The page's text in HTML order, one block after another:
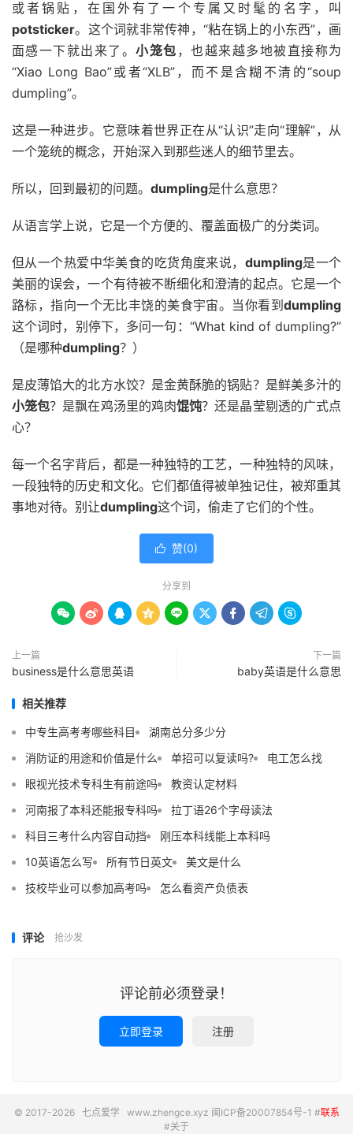
或者锅贴，在国外有了一个专属又时髦的名字，叫
potsticker。这个词就非常传神，“粘在锅上的小东西”，画
面感一下就出来了。小笼包 ，也越来越多地被直接称为
“Xiao Long Bao”或者“XLB”，而不是含糊不清的“soup
dumpling”。
这是一种进步。它意味着世界正在从“认识”走向“理解”，从
一个笼统的概念，开始深入到那些迷人的细节里去。
所以，回到最初的问题。 dumpling是什么意思？
从语言学上说，它是一个方便的、覆盖面极广的分类词。
但从一个热爱中华美食的吃货角度来说， dumpling是一个
美丽的误会，一个有待被不断细化和澄清的起点。它是一个
路标，指向一个无比丰饶的美食宇宙。当你看到 dumpling
这个词时，别停下，多问一句：“What kind of dumpling?”
（是哪种dumpling？）
是皮薄馅大的北方水饺？是金黄酥脆的锅贴？是鲜美多汁的
小笼包？是飘在鸡汤里的鸡肉馄饨？还是晶莹剔透的广式点
心？
每一个名字背后，都是一种独特的工艺，一种独特的风味，
一段独特的历史和文化。它们都值得被单独记住，被郑重其
事地对待。别让dumpling这个词，偷走了它们的个性。
 赞(0)
分享到
        
上一篇
business是什么意思英语
下一篇
baby英语是什么意思
相关推荐
中专生高考考哪些科目
湖南总分多少分
消防证的用途和价值是什么
单招可以复读吗?
电工怎么找
眼视光技术专科生有前途吗
教资认定材料
河南报了本科还能报专科吗
拉丁语26个字母读法
科目三考什么内容自动挡
刚压本科线能上本科吗
10英语怎么写
所有节日英文
美文是什么
技校毕业可以参加高考吗
怎么看资产负债表
评论 抢沙发
评论前必须登录！
立即登录 注册
© 2017-2026 七点爱学www.zhengce.xyz 闽ICP备20007854号-1 #联系
#关于